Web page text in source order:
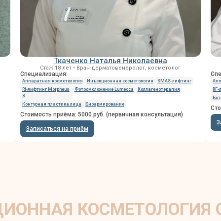
Ткаченко Наталья Николаевна
Стаж 18 лет • Врач-дерматовенеролог, косметолог
Специализация:
Аппаратная косметология Инъекционная косметология
SMAS-лифтинг
Rf-лифтинг Morpheus
8
Фотоомоложение Lumecca Коллагенотерапия
Контурная пластика лица Биоармирование
Стоимость приёма: 5000 руб. (первичная консультация)
Записаться на приём
КОСМЕТОЛОГИЯ